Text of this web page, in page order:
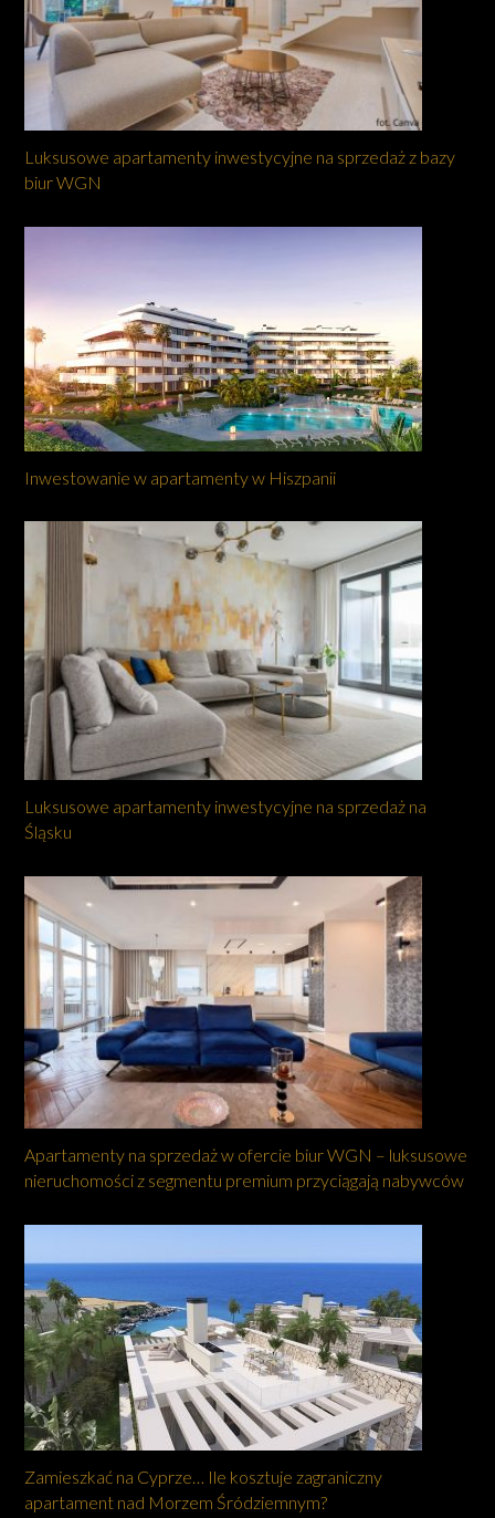
Luksusowe apartamenty inwestycyjne na sprzedaż z bazy
biur WGN
Inwestowanie w apartamenty w Hiszpanii
Luksusowe apartamenty inwestycyjne na sprzedaż na
Śląsku
Apartamenty na sprzedaż w ofercie biur WGN – luksusowe
nieruchomości z segmentu premium przyciągają nabywców
Zamieszkać na Cyprze… Ile kosztuje zagraniczny
apartament nad Morzem Śródziemnym?